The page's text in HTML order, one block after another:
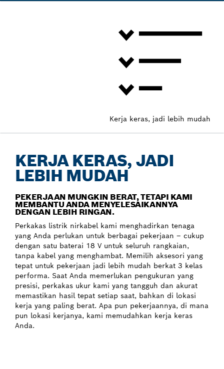
Kerja keras, jadi lebih mudah
KERJA KERAS, JADI
LEBIH MUDAH
PEKERJAAN MUNGKIN BERAT, TETAPI KAMI
MEMBANTU ANDA MENYELESAIKANNYA
DENGAN LEBIH RINGAN.
Perkakas listrik nirkabel kami menghadirkan tenaga
yang Anda perlukan untuk berbagai pekerjaan – cukup
dengan satu baterai 18 V untuk seluruh rangkaian,
tanpa kabel yang menghambat. Memilih aksesori yang
tepat untuk pekerjaan jadi lebih mudah berkat 3 kelas
performa. Saat Anda memerlukan pengukuran yang
presisi, perkakas ukur kami yang tangguh dan akurat
memastikan hasil tepat setiap saat, bahkan di lokasi
kerja yang paling berat. Apa pun pekerjaannya, di mana
pun lokasi kerjanya, kami memudahkan kerja keras
Anda.